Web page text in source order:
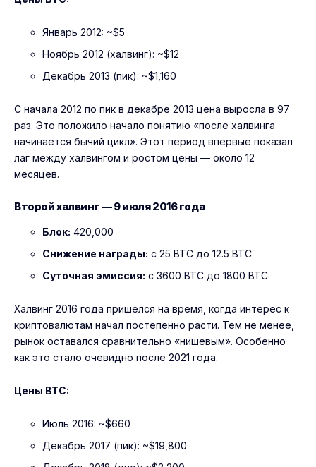
Январь 2012: ~$5
Ноябрь 2012 (халвинг): ~$12
Декабрь 2013 (пик): ~$1,160
С начала 2012 по пик в декабре 2013 цена выросла в 97
раз. Это положило начало понятию «после халвинга
начинается бычий цикл». Этот период впервые показал
лаг между халвингом и ростом цены — около 12
месяцев.
Второй халвинг — 9 июля 2016 года
Блок: 420,000
Снижение награды: с 25 BTC до 12.5 BTC
Суточная эмиссия: с 3600 BTC до 1800 BTC
Халвинг 2016 года пришёлся на время, когда интерес к
криптовалютам начал постепенно расти. Тем не менее,
рынок оставался сравнительно «нишевым». Особенно
как это стало очевидно после 2021 года.
Цены BTC:
Июль 2016: ~$660
Декабрь 2017 (пик): ~$19,800